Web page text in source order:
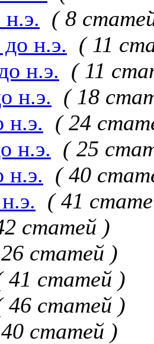
( 8
н.э. ( 11
н.э. ( 11
н.э. ( 18
н.э. ( 24
н.э. ( 25
н.э. ( 40
( 41
статей )
статей )
41 статей )
46 статей )
статей )